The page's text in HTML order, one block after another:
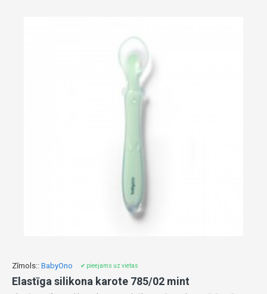
Zīmols:: BabyOno ✔ pieejams uz vietas
Elastīga silikona karote 785/02 mint